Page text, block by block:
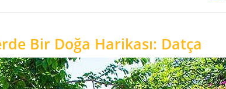
Bir Doğa Harikası: Datça